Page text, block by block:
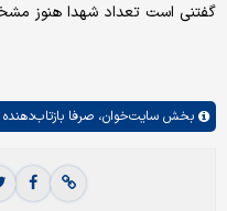
گفتنی است تعداد شهدا هنوز
بخش سایت‌خوان، صرفا